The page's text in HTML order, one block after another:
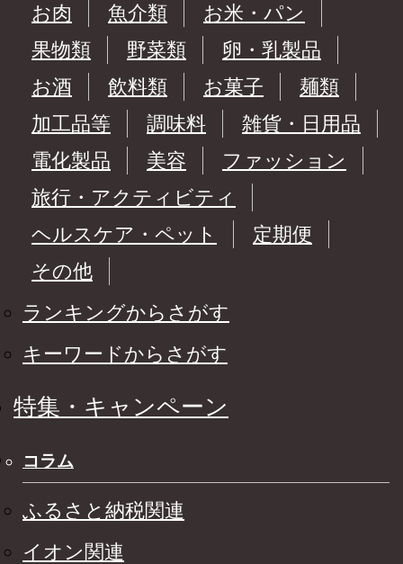
お肉
魚介類
お米・パン
果物類
野菜類
卵・乳製品
お酒
飲料類 お菓子
麺類
加工品等
調味料
雑貨・日用品
電化製品
美容
ファッション
旅行・アクティビティ
ヘルスケア・ペット
定期便
その他
ランキングからさがす
キーワードからさがす
特集・キャンペーン
コラム
ふるさと納税関連
イオン関連